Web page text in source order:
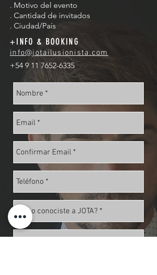
. Motivo del evento
. Cantidad de invitados
. Ciudad/País
+INFO & BOOKING
info@jotailusionista.com
+54 9 11 7652-6335